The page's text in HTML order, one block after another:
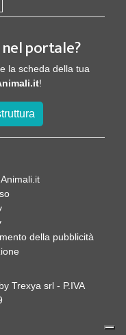
portale?
la scheda della tua
!
della pubblicità
Trexya srl - P.IVA